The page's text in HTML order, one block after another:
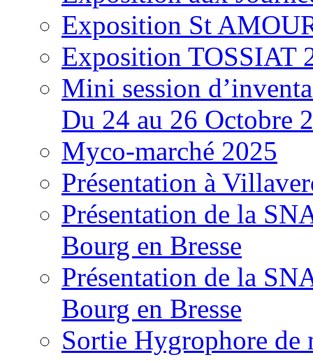
Exposition St
Exposition TOSSIAT
Mini session
Du 24 au 26 Octobre
Myco-marché 2025
Présentation à
Présentation de la
Bourg en Bresse
Présentation de la
Bourg en Bresse
Sortie Hygrophore de